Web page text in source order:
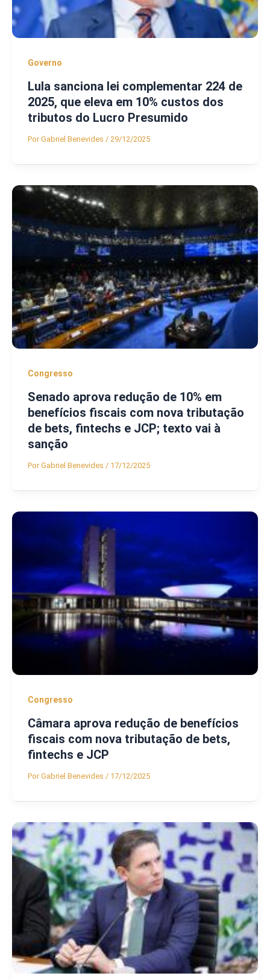
Governo
Lula sanciona lei complementar 224 de
2025, que eleva em 10% custos dos
tributos do Lucro Presumido
PorGabriel Benevides / 29/12/2025
Congresso
Senado aprova redução de 10% em
benefícios fiscais com nova tributação
de bets, fintechs e JCP; texto vai à
sanção
PorGabriel Benevides / 17/12/2025
Congresso
Câmara aprova redução de benefícios
fiscais com nova tributação de bets,
fintechs e JCP
PorGabriel Benevides / 17/12/2025